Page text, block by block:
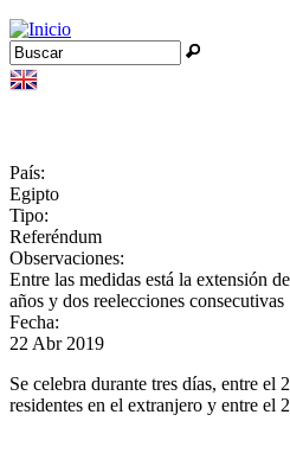
Jump to navigation
Formulario de
Buscar
País:
Egipto
Tipo:
Referéndum
Observaciones:
Entre las medidas está la extensión
años y dos reelecciones consecutivas
Fecha:
22 Abr 2019
Se celebra durante tres días, entre el
residentes en el extranjero y entre el